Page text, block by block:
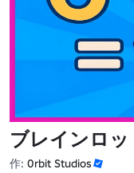
ブレインロ
作: 0rbit Studios